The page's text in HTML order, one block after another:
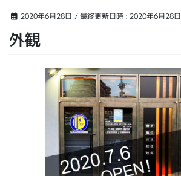
2020年6月28日 / 最終更新日時 : 2020年6月28日
外観